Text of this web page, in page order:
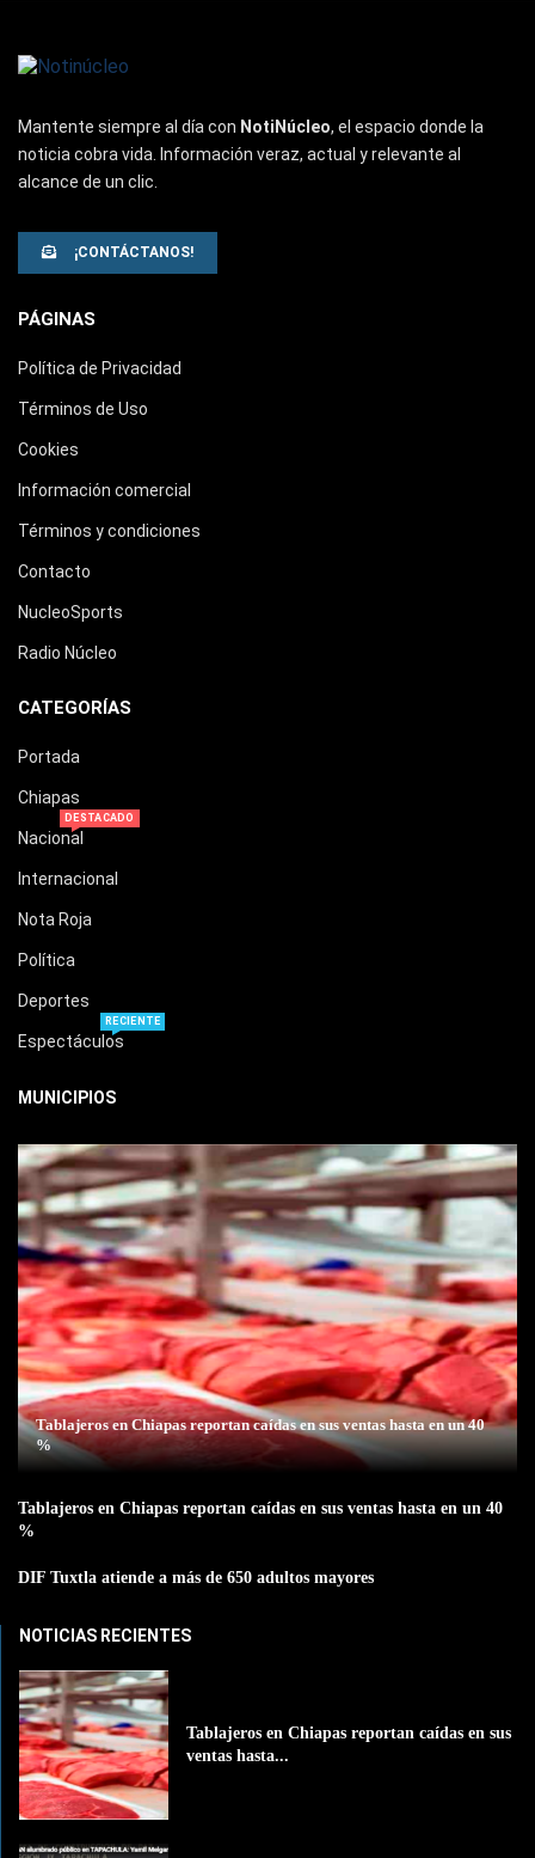
Mantente siempre al día con NotiNúcleo, el espacio donde la
noticia cobra vida. Información veraz, actual y relevante al
alcance de un clic.
¡CONTÁCTANOS!
PÁGINAS
Política de Privacidad
Términos de Uso
Cookies
Información comercial
Términos y condiciones
Contacto
NucleoSports
Radio Núcleo
CATEGORÍAS
Portada
Chiapas
Nacional
DESTACADO
Internacional
Nota Roja
Política
Deportes
Espectáculos
RECIENTE
MUNICIPIOS
Tablajeros en Chiapas reportan caídas en sus ventas hasta en un 40
%
Tablajeros en Chiapas reportan caídas en sus ventas hasta en un 40
%
DIF Tuxtla atiende a más de 650 adultos mayores
NOTICIAS RECIENTES
Tablajeros en Chiapas reportan caídas en sus
ventas hasta...